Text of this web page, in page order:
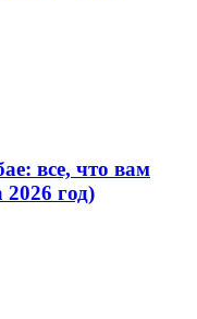
все, что вам
2026 год)